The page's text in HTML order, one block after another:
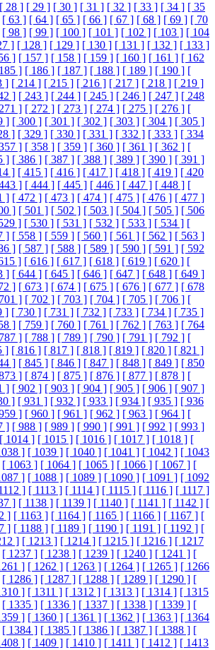
[ 28 ] [ 29 ] [ 30 ] [ 31 ] [ 32 ] [ 33 ] [ 34 ] [ 35
[ 63 ] [ 64 ] [ 65 ] [ 66 ] [ 67 ] [ 68 ] [ 69 ] [ 70
[ 98 ] [ 99 ] [ 100 ] [ 101 ] [ 102 ] [ 103 ] [ 104
] [ 128 ] [ 129 ] [ 130 ] [ 131 ] [ 132 ] [ 133 ]
] [ 157 ] [ 158 ] [ 159 ] [ 160 ] [ 161 ] [ 162
] [ 186 ] [ 187 ] [ 188 ] [ 189 ] [ 190 ] [
] [ 214 ] [ 215 ] [ 216 ] [ 217 ] [ 218 ] [ 219 ]
] [ 243 ] [ 244 ] [ 245 ] [ 246 ] [ 247 ] [ 248
] [ 272 ] [ 273 ] [ 274 ] [ 275 ] [ 276 ] [
] [ 300 ] [ 301 ] [ 302 ] [ 303 ] [ 304 ] [ 305 ]
] [ 329 ] [ 330 ] [ 331 ] [ 332 ] [ 333 ] [ 334
] [ 358 ] [ 359 ] [ 360 ] [ 361 ] [ 362 ] [
] [ 386 ] [ 387 ] [ 388 ] [ 389 ] [ 390 ] [ 391 ]
] [ 415 ] [ 416 ] [ 417 ] [ 418 ] [ 419 ] [ 420
] [ 444 ] [ 445 ] [ 446 ] [ 447 ] [ 448 ] [
] [ 472 ] [ 473 ] [ 474 ] [ 475 ] [ 476 ] [ 477 ]
] [ 501 ] [ 502 ] [ 503 ] [ 504 ] [ 505 ] [ 506
] [ 530 ] [ 531 ] [ 532 ] [ 533 ] [ 534 ] [
] [ 558 ] [ 559 ] [ 560 ] [ 561 ] [ 562 ] [ 563 ]
] [ 587 ] [ 588 ] [ 589 ] [ 590 ] [ 591 ] [ 592
] [ 616 ] [ 617 ] [ 618 ] [ 619 ] [ 620 ] [
] [ 644 ] [ 645 ] [ 646 ] [ 647 ] [ 648 ] [ 649 ]
] [ 673 ] [ 674 ] [ 675 ] [ 676 ] [ 677 ] [ 678
] [ 702 ] [ 703 ] [ 704 ] [ 705 ] [ 706 ] [
] [ 730 ] [ 731 ] [ 732 ] [ 733 ] [ 734 ] [ 735 ]
] [ 759 ] [ 760 ] [ 761 ] [ 762 ] [ 763 ] [ 764
] [ 788 ] [ 789 ] [ 790 ] [ 791 ] [ 792 ] [
] [ 816 ] [ 817 ] [ 818 ] [ 819 ] [ 820 ] [ 821 ]
] [ 845 ] [ 846 ] [ 847 ] [ 848 ] [ 849 ] [ 850
] [ 874 ] [ 875 ] [ 876 ] [ 877 ] [ 878 ] [
] [ 902 ] [ 903 ] [ 904 ] [ 905 ] [ 906 ] [ 907 ]
] [ 931 ] [ 932 ] [ 933 ] [ 934 ] [ 935 ] [ 936
] [ 960 ] [ 961 ] [ 962 ] [ 963 ] [ 964 ] [
] [ 988 ] [ 989 ] [ 990 ] [ 991 ] [ 992 ] [ 993 ]
[ 1014 ] [ 1015 ] [ 1016 ] [ 1017 ] [ 1018 ] [
] [ 1039 ] [ 1040 ] [ 1041 ] [ 1042 ] [ 1043
[ 1063 ] [ 1064 ] [ 1065 ] [ 1066 ] [ 1067 ] [
] [ 1088 ] [ 1089 ] [ 1090 ] [ 1091 ] [ 1092
] [ 1113 ] [ 1114 ] [ 1115 ] [ 1116 ] [ 1117 ]
] [ 1138 ] [ 1139 ] [ 1140 ] [ 1141 ] [ 1142 ] [
] [ 1163 ] [ 1164 ] [ 1165 ] [ 1166 ] [ 1167 ] [
] [ 1188 ] [ 1189 ] [ 1190 ] [ 1191 ] [ 1192 ] [
] [ 1213 ] [ 1214 ] [ 1215 ] [ 1216 ] [ 1217
[ 1237 ] [ 1238 ] [ 1239 ] [ 1240 ] [ 1241 ] [
] [ 1262 ] [ 1263 ] [ 1264 ] [ 1265 ] [ 1266
[ 1286 ] [ 1287 ] [ 1288 ] [ 1289 ] [ 1290 ] [
] [ 1311 ] [ 1312 ] [ 1313 ] [ 1314 ] [ 1315
[ 1335 ] [ 1336 ] [ 1337 ] [ 1338 ] [ 1339 ] [
] [ 1360 ] [ 1361 ] [ 1362 ] [ 1363 ] [ 1364
[ 1384 ] [ 1385 ] [ 1386 ] [ 1387 ] [ 1388 ] [
] [ 1409 ] [ 1410 ] [ 1411 ] [ 1412 ] [ 1413